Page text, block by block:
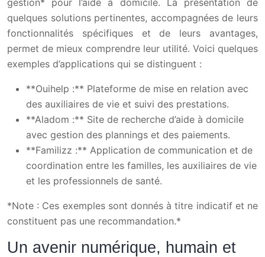
gestion* pour l’aide à domicile. La présentation de
quelques solutions pertinentes, accompagnées de leurs
fonctionnalités spécifiques et de leurs avantages,
permet de mieux comprendre leur utilité. Voici quelques
exemples d’applications qui se distinguent :
**Ouihelp :** Plateforme de mise en relation avec
des auxiliaires de vie et suivi des prestations.
**Aladom :** Site de recherche d’aide à domicile
avec gestion des plannings et des paiements.
**Familizz :** Application de communication et de
coordination entre les familles, les auxiliaires de vie
et les professionnels de santé.
*Note : Ces exemples sont donnés à titre indicatif et ne
constituent pas une recommandation.*
Un avenir numérique, humain et